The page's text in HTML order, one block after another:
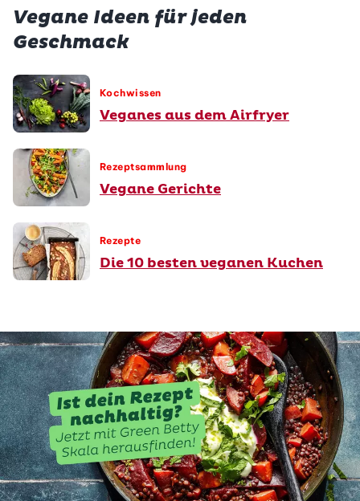
Vegane Ideen für jeden
Geschmack
Kochwissen
Veganes aus dem Airfryer
Rezeptsammlung
Vegane Gerichte
Rezepte
Die 10 besten veganen Kuchen